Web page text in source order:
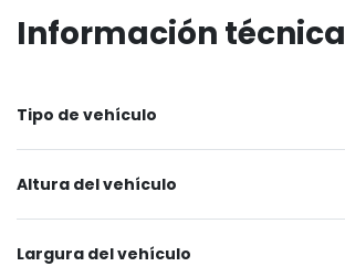
Información técnica
Tipo de vehículo
Altura del vehículo
Largura del vehículo